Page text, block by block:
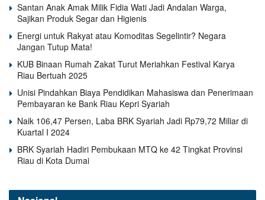
Santan Anak Amak Milik Fidia Wati Jadi Andalan Warga,
Sajikan Produk Segar dan Higienis
Energi untuk Rakyat atau Komoditas Segelintir? Negara
Jangan Tutup Mata!
KUB Binaan Rumah Zakat Turut Meriahkan Festival Karya
Riau Bertuah 2025
Unisi Pindahkan Biaya Pendidikan Mahasiswa dan Penerimaan
Pembayaran ke Bank Riau Kepri Syariah
Naik 106,47 Persen, Laba BRK Syariah Jadi Rp79,72 Miliar di
Kuartal I 2024
BRK Syariah Hadiri Pembukaan MTQ ke 42 Tingkat Provinsi
Riau di Kota Dumai